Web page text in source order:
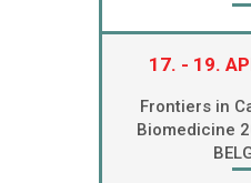
17. - 19.
Frontiers in
Biomedicine